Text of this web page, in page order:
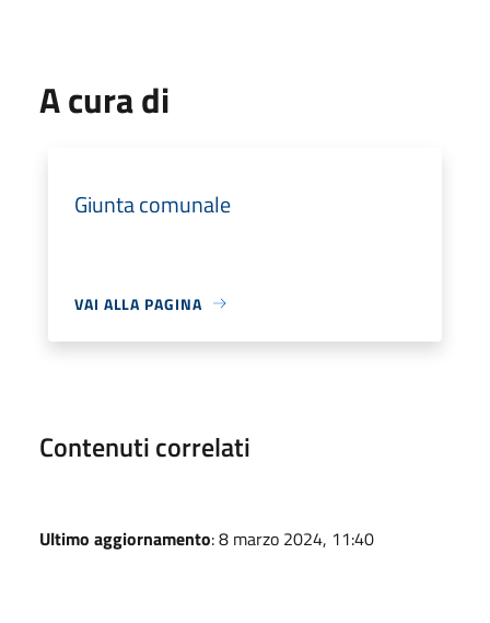
A cura di
Giunta comunale
VAI ALLA PAGINA
Contenuti correlati
Ultimo aggiornamento: 8 marzo 2024, 11:40